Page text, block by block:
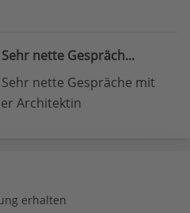
nette Gespräch...
nette Gespräche mit
Architektin
erhalten